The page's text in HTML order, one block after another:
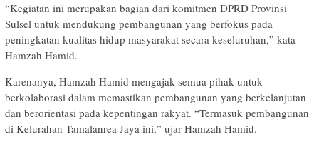
“Kegiatan ini merupakan bagian dari komitmen DPRD Provinsi
Sulsel untuk mendukung pembangunan yang berfokus pada
peningkatan kualitas hidup masyarakat secara keseluruhan,” kata
Hamzah Hamid.
Karenanya, Hamzah Hamid mengajak semua pihak untuk
berkolaborasi dalam memastikan pembangunan yang berkelanjutan
dan berorientasi pada kepentingan rakyat. “Termasuk pembangunan
di Kelurahan Tamalanrea Jaya ini,” ujar Hamzah Hamid.